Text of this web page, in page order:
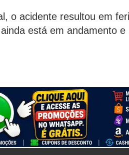
o acidente resultou em
está em andamento e